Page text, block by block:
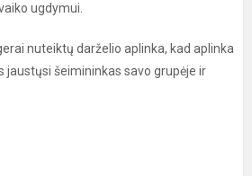
ugdymui.
nuteiktų darželio aplinka, kad aplinka
jaustųsi šeimininkas savo grupėje ir